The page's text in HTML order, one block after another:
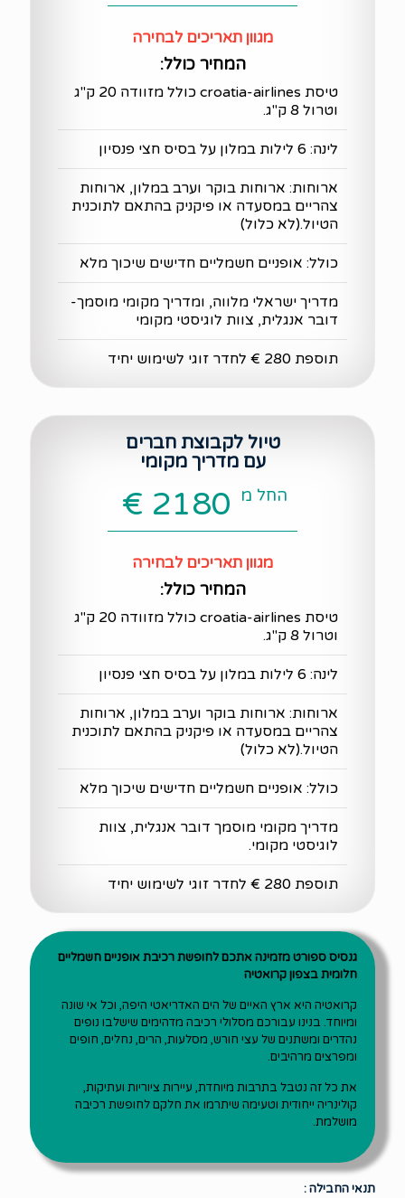
מגוון תאריכים לבחירה
המחיר כולל:
טיסת croatia-airlines כולל מזוודה 20 ק"ג
וטרול 8 ק"ג.
לינה: 6 לילות במלון על בסיס חצי פנסיון
ארוחות: ארוחות בוקר וערב במלון, ארוחות
צהריים במסעדה או פיקניק בהתאם לתוכנית
הטיול.(לא כלול)
כולל: אופניים חשמליים חדישים שיכוך מלא
מדריך ישראלי מלווה, ומדריך מקומי מוסמך-
דובר אנגלית, צוות לוגיסטי מקומי
תוספת 280 € לחדר זוגי לשימוש יחיד
טיול לקבוצת חברים
עם מדריך מקומי
החל מ 2180 €
מגוון תאריכים לבחירה
המחיר כולל:
טיסת croatia-airlines כולל מזוודה 20 ק"ג
וטרול 8 ק"ג.
לינה: 6 לילות במלון על בסיס חצי פנסיון
ארוחות: ארוחות בוקר וערב במלון, ארוחות
צהריים במסעדה או פיקניק בהתאם לתוכנית
הטיול.(לא כלול)
כולל: אופניים חשמליים חדישים שיכוך מלא
מדריך מקומי מוסמך דובר אנגלית, צוות
לוגיסטי מקומי.
תוספת 280 € לחדר זוגי לשימוש יחיד
גנסיס ספורט מזמינה אתכם לחופשת רכיבת אופניים חשמליים
חלומית בצפון קרואטיה
קרואטיה היא ארץ האיים של הים האדריאטי היפה, וכל אי שונה
ומיוחד. בנינו עבורכם מסלולי רכיבה מדהימים שישלבו נופים
נהדרים ומשתנים של עצי חורש, מסלעות, הרים, נחלים, חופים
ומפרצים מרהיבים.
את כל זה נטבל בתרבות מיוחדת, עיירות ציוריות ועתיקות,
קולינריה ייחודית וטעימה שיתרמו את חלקם לחופשת רכיבה
מושלמת.
תנאי החבילה :